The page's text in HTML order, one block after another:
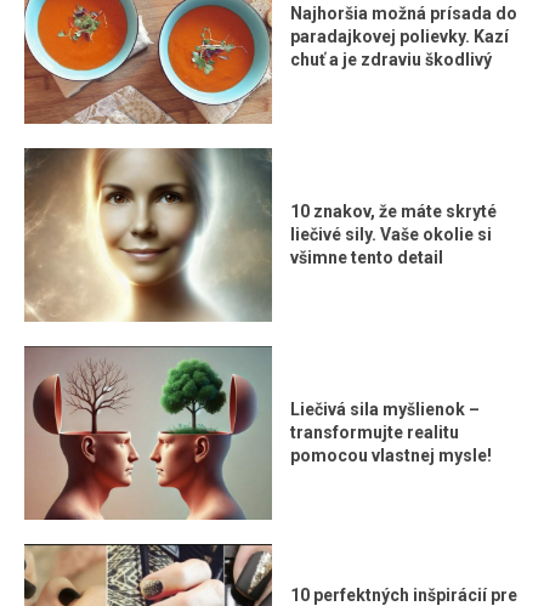
Najhoršia možná prísada do
paradajkovej polievky. Kazí
chuť a je zdraviu škodlivý
10 znakov, že máte skryté
liečivé sily. Vaše okolie si
všimne tento detail
Liečivá sila myšlienok –
transformujte realitu
pomocou vlastnej mysle!
10 perfektných inšpirácií pre